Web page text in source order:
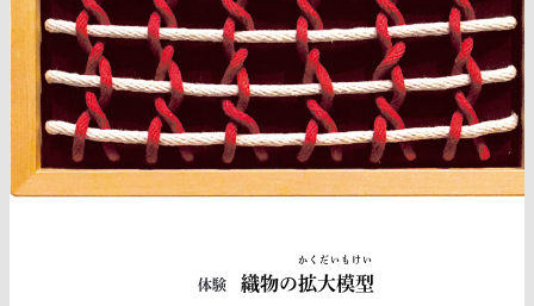
体験 織物の拡大模型
かくだいもけい